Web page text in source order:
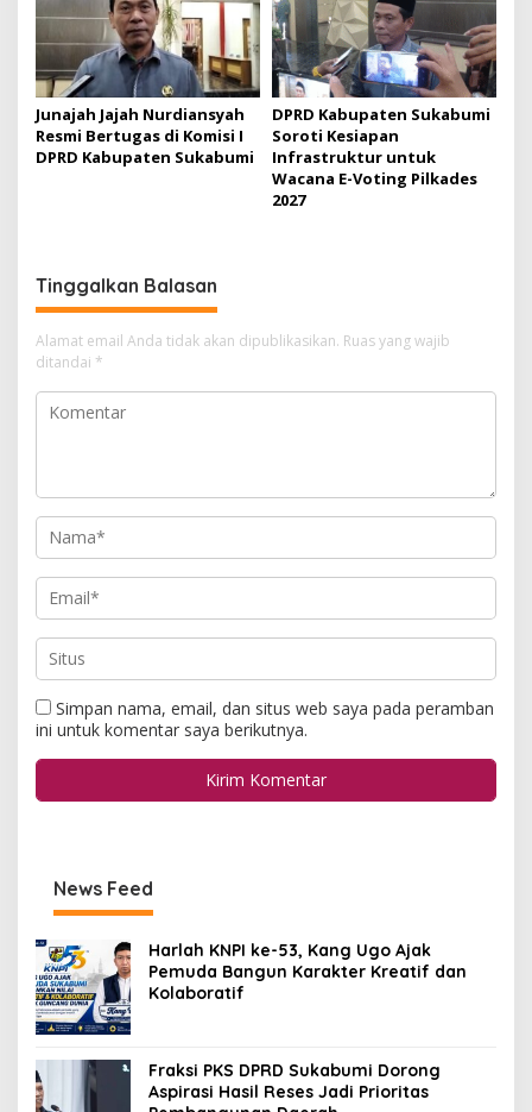
Junajah Jajah Nurdiansyah
Resmi Bertugas di Komisi I
DPRD Kabupaten Sukabumi
DPRD Kabupaten Sukabumi
Soroti Kesiapan
Infrastruktur untuk
Wacana E-Voting Pilkades
2027
Tinggalkan Balasan
Alamat email Anda tidak akan dipublikasikan. Ruas yang wajib
ditandai *
Simpan nama, email, dan situs web saya pada peramban
ini untuk komentar saya berikutnya.
News Feed
Harlah KNPI ke-53, Kang Ugo Ajak
Pemuda Bangun Karakter Kreatif dan
Kolaboratif
Fraksi PKS DPRD Sukabumi Dorong
Aspirasi Hasil Reses Jadi Prioritas